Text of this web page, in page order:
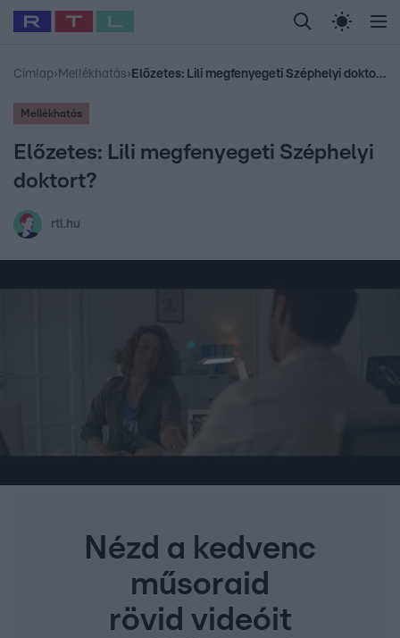
Legfrissebb RTL Híradó Randi Celeb vagyok,
Babits Marcella Most Wanted Gallusz
Címlap› Mellékhatás› Előzetes: Lili megfenyegeti Széphelyi doktort?
Mellékhatás
Előzetes: Lili megfenyegeti Széphelyi
doktort?
rtl.hu
Nézd a kedvenc
műsoraid
rövid videóit